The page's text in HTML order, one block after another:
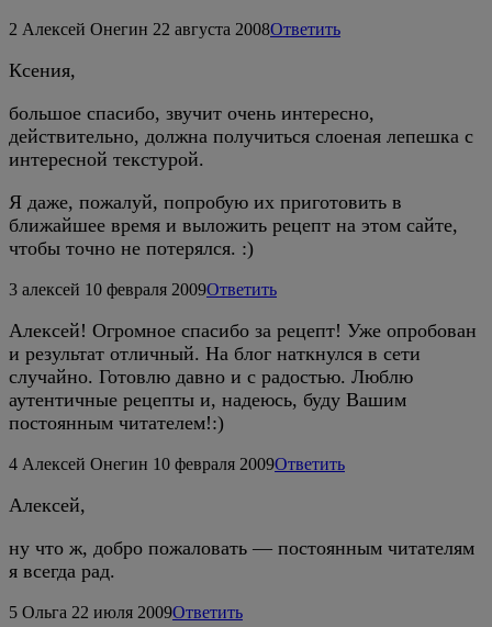
2 Алексей Онегин 22 августа 2008Ответить
Ксения,
большое спасибо, звучит очень интересно,
действительно, должна получиться слоеная лепешка с
интересной текстурой.
Я даже, пожалуй, попробую их приготовить в
ближайшее время и выложить рецепт на этом сайте,
чтобы точно не потерялся. :)
3 алексей 10 февраля 2009Ответить
Алексей! Огромное спасибо за рецепт! Уже опробован
и результат отличный. На блог наткнулся в сети
случайно. Готовлю давно и с радостью. Люблю
аутентичные рецепты и, надеюсь, буду Вашим
постоянным читателем!:)
4 Алексей Онегин 10 февраля 2009Ответить
Алексей,
ну что ж, добро пожаловать — постоянным читателям
я всегда рад.
5 Ольга 22 июля 2009Ответить